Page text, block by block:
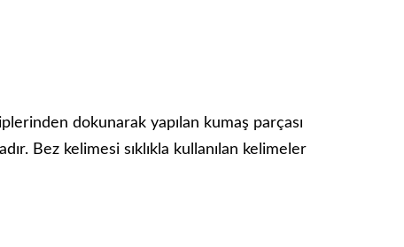
dokunarak yapılan kumaş parçası
Bez kelimesi sıklıkla kullanılan kelimeler